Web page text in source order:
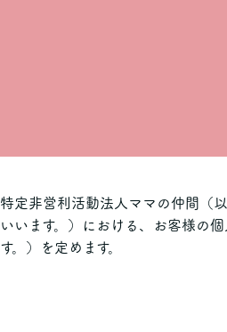
特定非営利活動法人ママの仲間（
いいます。）における、お客様の
す。）を定めます。